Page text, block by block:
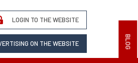
BLOG
LOGIN TO THE WEBSITE
ON THE WEBSITE